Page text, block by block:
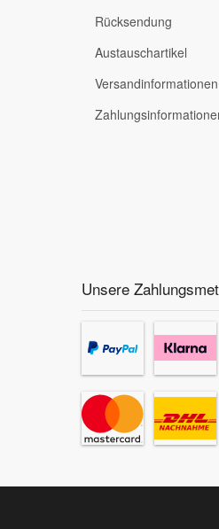
Rücksendung
Austauschartikel
Versandinformationen
Unsere